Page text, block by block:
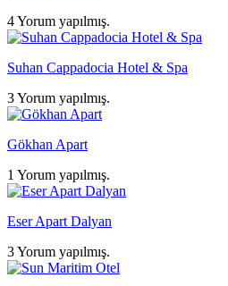
4 Yorum yapılmış.
Suhan Cappadocia Hotel & Spa
3 Yorum yapılmış.
Gökhan Apart
1 Yorum yapılmış.
Eser Apart Dalyan
3 Yorum yapılmış.